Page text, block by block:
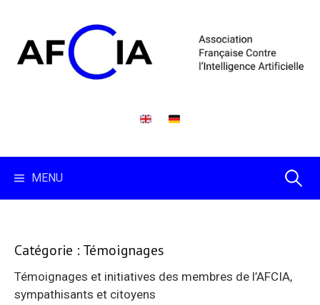
content
MENU
Catégorie : Témoignages
Témoignages et initiatives des membres de l’AFCIA,
sympathisants et citoyens